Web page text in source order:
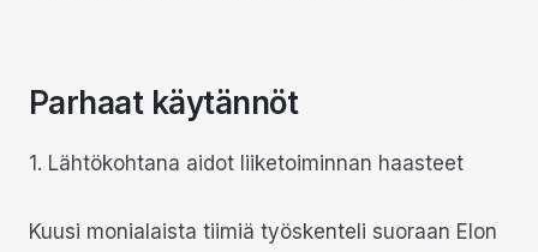
Parhaat käytännöt
1. Lähtökohtana aidot liiketoiminnan haasteet
Kuusi monialaista tiimiä työskenteli suoraan Elon